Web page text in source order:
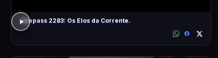
Voepass 2283: Os Elos da Corrente.